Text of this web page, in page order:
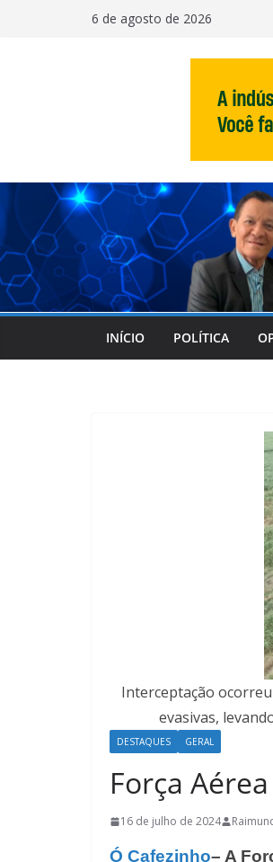
6 de agosto de 2026
INÍCIO POLÍTICA
Interceptação
evasivas,
DESTAQUES GERAL
Força
16 de julho de 2024
Ó Cafezinho– A